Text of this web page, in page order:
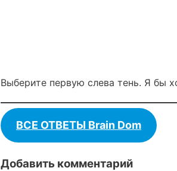
Выберите первую слева тень. Я бы
ВСЕ ОТВЕТЫ Brain Dom
Добавить комментарий